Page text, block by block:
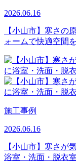
2026.06.16
【小山市】寒さの
ォームで快適空間
施工事例
2026.06.16
【小山市】寒さが
浴室・洗面・脱衣